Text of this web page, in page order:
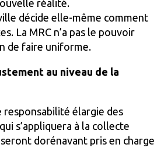
réalité.
décide elle-même comment
La MRC n’a pas le pouvoir
de faire uniforme.
au niveau de la
responsabilité élargie des
s’appliquera à la collecte
dorénavant pris en charge